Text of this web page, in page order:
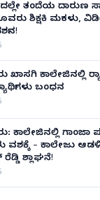
ತಂದೆಯ ದಾರುಣ
ಶಿಕ್ಷಕಿ ಮಕಳು,
ಖಾಸಗಿ ಕಾಲೇಜಿನಲ್ಲಿ
ಬಂಧನ
ಕಾಲೇಜಿನಲ್ಲಿ ಗಾಂಜಾ
ವಶಕ್ಕೆ – ಕಾಲೇಜು
ಶ್ಲಾಘನೆ!